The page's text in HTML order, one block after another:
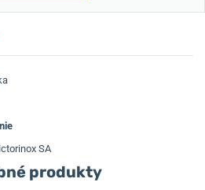
SA
produkty